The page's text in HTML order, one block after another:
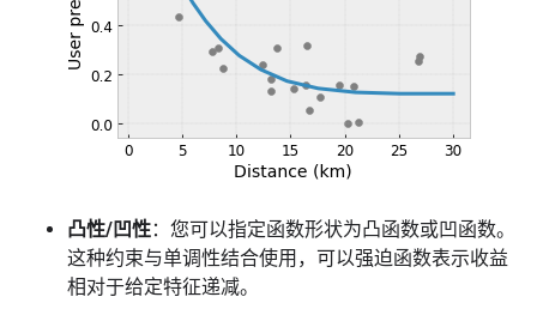
凸性/凹性：您可以指定函数形状为凸函数或凹函数。
这种约束与单调性结合使用，可以强迫函数表示收益
相对于给定特征递减。